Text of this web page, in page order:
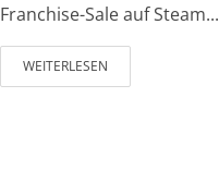
Franchise-Sale auf Steam...
WEITERLESEN